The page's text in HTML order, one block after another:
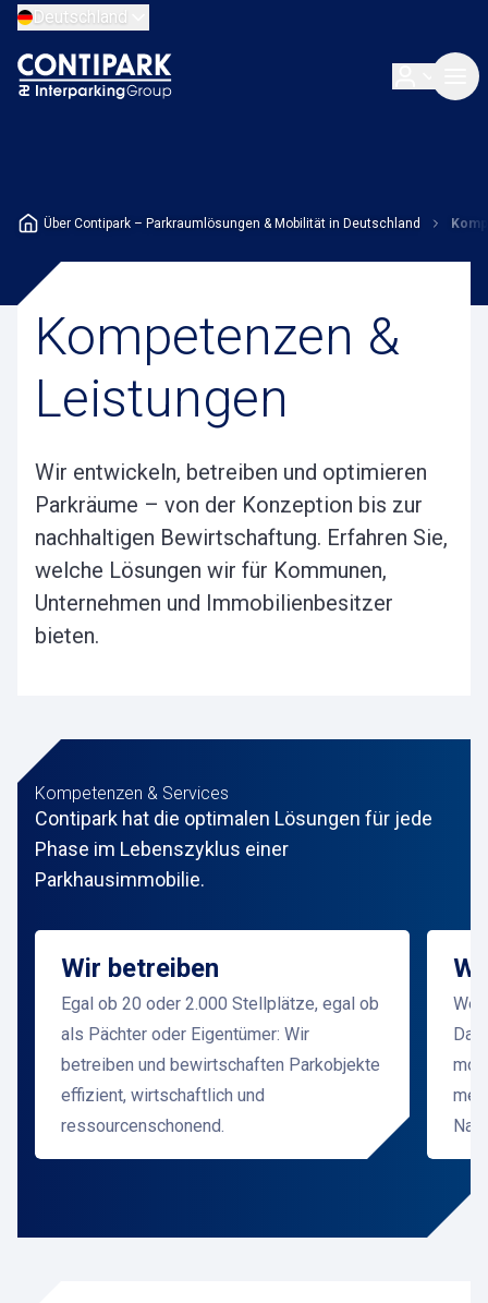
Deutschland
Über Contipark – Parkraumlösungen & Mobilität in Deutschland
Kompetenzen &
Leistungen
Wir entwickeln, betreiben und optimieren
Parkräume – von der Konzeption bis zur
nachhaltigen Bewirtschaftung. Erfahren Sie,
welche Lösungen wir für Kommunen,
Unternehmen und Immobilienbesitzer
bieten.
Kompetenzen & Services
Contipark hat die optimalen Lösungen für jede
Phase im Lebenszyklus einer
Parkhausimmobilie.
Wir betreiben
Egal ob 20 oder 2.000 Stellplätze, egal ob
als Pächter oder Eigentümer: Wir
betreiben und bewirtschaften Parkobjekte
effizient, wirtschaftlich und
ressourcenschonend.